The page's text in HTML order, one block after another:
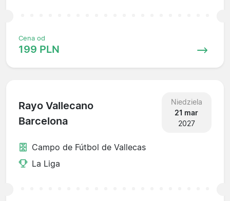
Cena od
199 PLN
Rayo Vallecano
Barcelona
Niedziela
21 mar
2027
Campo de Fútbol de Vallecas
La Liga